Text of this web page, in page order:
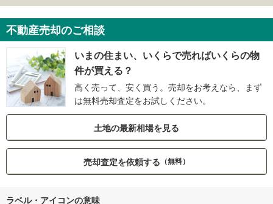
不動産売却のご相談
いまの住まい、いくらで売ればいくらの物
件が買える？
高く売って、安く買う。売却をお考えなら、まず
は無料売却査定をお試しください。
土地の最新相場を見る
売却査定を依頼する （無料）
ラベル・アイコンの意味